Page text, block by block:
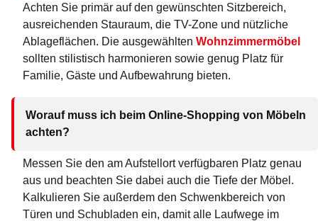
Achten Sie primär auf den gewünschten Sitzbereich,
ausreichenden Stauraum, die TV-Zone und nützliche
Ablageflächen. Die ausgewählten Wohnzimmermöbel
sollten stilistisch harmonieren sowie genug Platz für
Familie, Gäste und Aufbewahrung bieten.
Worauf muss ich beim Online-Shopping von Möbeln
achten?
Messen Sie den am Aufstellort verfügbaren Platz genau
aus und beachten Sie dabei auch die Tiefe der Möbel.
Kalkulieren Sie außerdem den Schwenkbereich von
Türen und Schubladen ein, damit alle Laufwege im